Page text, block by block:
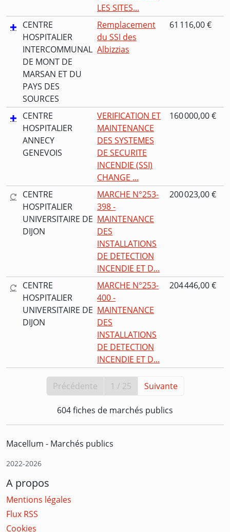
LES SITES...
CENTRE
HOSPITALIER
INTERCOMMUNAL
DE MONT DE
MARSAN ET DU
PAYS DES
SOURCES
Remplacement
du SSI des
Albizzias
61 116,00 €
CENTRE
HOSPITALIER
ANNECY
GENEVOIS
VERIFICATION ET
MAINTENANCE
DES SYSTEMES
DE SECURITE
INCENDIE (SSI)
CHANGE ...
160 000,00 €
CENTRE
HOSPITALIER
UNIVERSITAIRE DE
DIJON
MARCHE N°253-
398 -
MAINTENANCE
DES
INSTALLATIONS
DE DETECTION
INCENDIE ET D...
200 023,00 €
CENTRE
HOSPITALIER
UNIVERSITAIRE DE
DIJON
MARCHE N°253-
400 -
MAINTENANCE
DES
INSTALLATIONS
DE DETECTION
INCENDIE ET D...
204 446,00 €
Précédente 1 / 25 Suivante
604 fiches de marchés publics
Macellum - Marchés publics
2022-2026
A propos
Mentions légales
Flux RSS
Cookies